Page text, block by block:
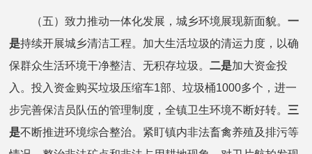
（五）致力推动一体化发展，城乡环境展现新面貌。一
是持续开展城乡清洁工程。加大生活垃圾的清运力度，以确
保群众生活环境干净整洁、无积存垃圾。二是加大资金投
入。投入资金购买垃圾压缩车1部、垃圾桶1000多个，进一
步完善保洁员队伍的管理制度，全镇卫生环境不断好转。 三
是不断推进环境综合整治。紧盯镇内非法畜禽养殖及排污等